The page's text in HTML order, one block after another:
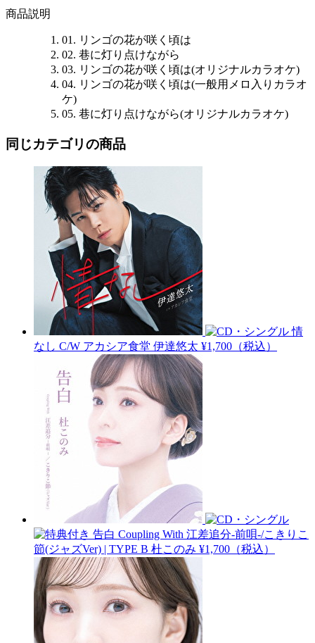
商品説明
01. リンゴの花が咲く頃は
02. 巷に灯り点けながら
03. リンゴの花が咲く頃は(オリジナルカラオケ)
04. リンゴの花が咲く頃は(一般用メロ入りカラオ
ケ)
05. 巷に灯り点けながら(オリジナルカラオケ)
同じカテゴリの商品
情
なし C/W アカシア食堂 伊達悠太 ¥1,700（税込）
告白 Coupling With 江差追分-前唄-/こきりこ
節(ジャズVer) | TYPE B 杜このみ ¥1,700（税込）